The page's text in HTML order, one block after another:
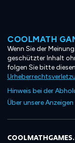
COOLMATH
Wenn Sie der
geschützter Inhalt
folgen Sie bitte
Hinweis bei der
Über unsere Anzeigen